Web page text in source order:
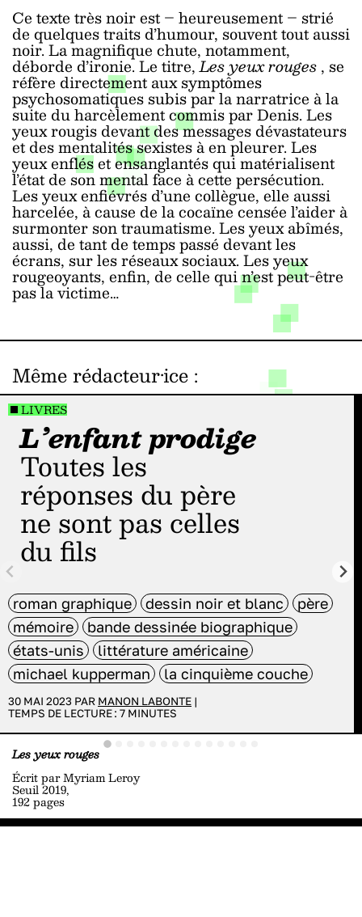
Ce texte très noir est – heureusement – strié
de quelques traits d’humour, souvent tout aussi
noir. La magnifique chute, notamment,
déborde d’ironie. Le titre,Les yeux rouges, se
réfère directement aux symptômes
psychosomatiques subis par la narratrice à la
suite du harcèlement commis par Denis. Les
yeux rougis devant des messages dévastateurs
et des mentalités sexistes à en pleurer. Les
yeux enflés et ensanglantés qui matérialisent
l’état de son mental face à cette persécution.
Les yeux enfiévrés d’une collègue, elle aussi
harcelée, à cause de la cocaïne censée l’aider à
surmonter son traumatisme. Les yeux abîmés,
aussi, de tant de temps passé devant les
écrans, sur les réseaux sociaux. Les yeux
rougeoyants, enfin, de celle qui n’est peut-être
pas la victime…
Même rédacteur·ice :
LIVRES
L’enfant prodige
Toutes les
réponses du père
ne sont pas celles
du fils
roman graphique dessin noir et blanc
père
mémoire
bande dessinée biographique
états-unis
littérature américaine
michael kupperman
la cinquième couche
30 MAI 2023 PAR MANON LABONTE |
TEMPS DE LECTURE : 7 MINUTES
Les yeux rouges
Écrit par Myriam Leroy
Seuil 2019,
192 pages